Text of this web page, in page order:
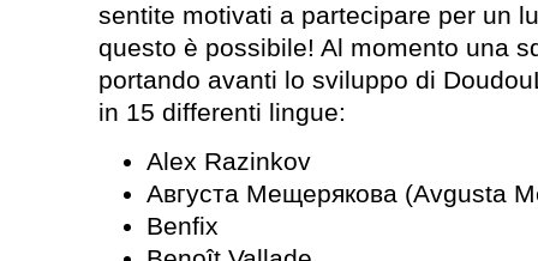
sentite motivati a partecipare per un
questo è possibile! Al momento una
portando avanti lo sviluppo di
in 15 differenti lingue:
Alex Razinkov
Августа Мещерякова (Avgusta
Benfix